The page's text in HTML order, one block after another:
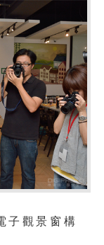
子觀景窗構